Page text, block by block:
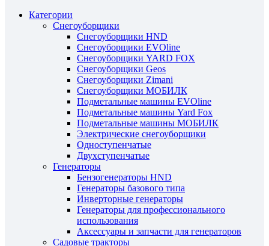
Категории
Снегоуборщики
Снегоуборщики HND
Снегоуборщики EVOline
Снегоуборщики YARD FOX
Снегоуборщики Geos
Снегоуборщики Zimani
Снегоуборщики МОБИЛК
Подметальные машины EVOline
Подметальные машины Yard Fox
Подметальные машины МОБИЛК
Электрические снегоуборщики
Одноступенчатые
Двухступенчатые
Генераторы
Бензогенераторы HND
Генераторы базового типа
Инверторные генераторы
Генераторы для профессионального
использования
Аксессуары и запчасти для генераторов
Садовые тракторы